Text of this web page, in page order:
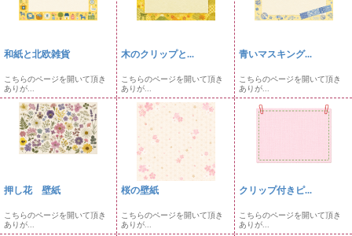
和紙と北欧雑貨
こちらのページを開いて頂き
ありが...
木のクリップと...
こちらのページを開いて頂き
ありが...
青いマスキング...
こちらのページを開いて頂き
ありが...
押し花 壁紙
こちらのページを開いて頂き
ありが...
桜の壁紙
こちらのページを開いて頂き
ありが...
クリップ付きピ...
こちらのページを開いて頂き
ありが...